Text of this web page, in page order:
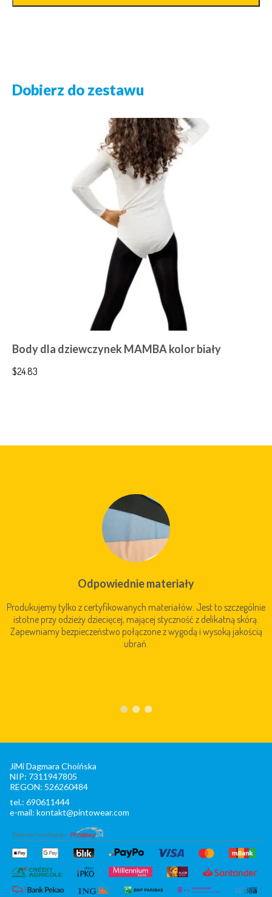
Dobierz do zestawu
Body dla dziewczynek MAMBA kolor biały
$24.83
Odpowiednie materiały
Produkujemy tylko z certyfikowanych materiałów. Jest to szczególnie
istotne przy odzieży dziecięcej, mającej styczność z delikatną skórą.
Zapewniamy bezpieczeństwo połączone z wygodą i wysoką jakością
ubrań.
JiMi Dagmara Choińska
NIP: 7311947805
REGON: 526260484
tel.: 690611444
e-mail: kontakt@pintowear.com